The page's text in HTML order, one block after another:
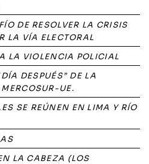
DE RESOLVER LA CRISIS
LA VÍA ELECTORAL
LA VIOLENCIA POLICIAL
DESPUÉS” DE LA
UE.
SE REÚNEN EN LIMA Y RÍO
LA CABEZA (LOS